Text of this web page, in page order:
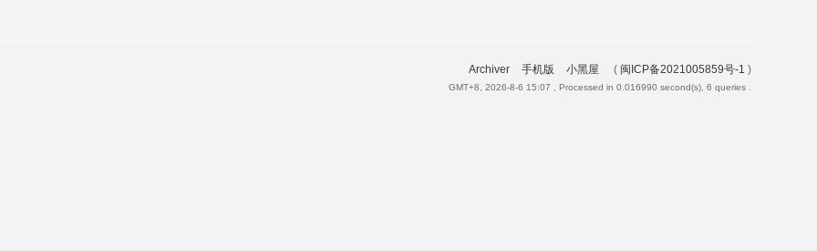
Archiver 手机版 小黑屋 ( 闽ICP备2021005859号-1 )
GMT+8, 2026-8-6 15:07 , Processed in 0.016990 second(s), 6 queries .